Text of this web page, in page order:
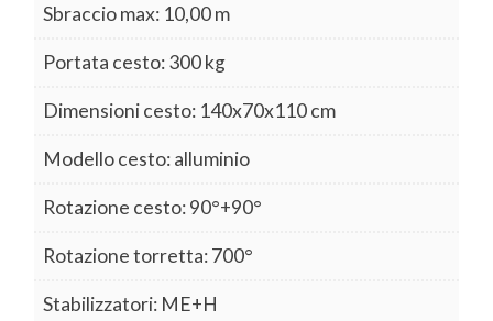
Sbraccio max: 10,00 m
Portata cesto: 300 kg
Dimensioni cesto: 140x70x110 cm
Modello cesto: alluminio
Rotazione cesto: 90°+90°
Rotazione torretta: 700°
Stabilizzatori: ME+H